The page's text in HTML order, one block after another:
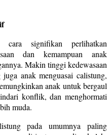
cara signifikan perlihatkan
dan kemampuan anak
Makin tinggi kedewasaan
anak menguasai calistung,
anak untuk bergaul
konflik, dan menghormati
muda.
pada umumnya paling